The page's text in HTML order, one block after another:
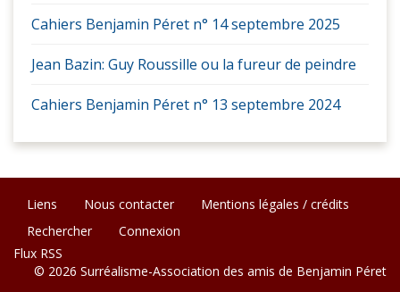
Cahiers Benjamin Péret n° 14 septembre 2025
Jean Bazin: Guy Roussille ou la fureur de peindre
Cahiers Benjamin Péret n° 13 septembre 2024
Liens Nous contacter
Mentions légales / crédits
Rechercher
Connexion
Flux RSS
© 2026 Surréalisme-Association des amis de Benjamin Péret